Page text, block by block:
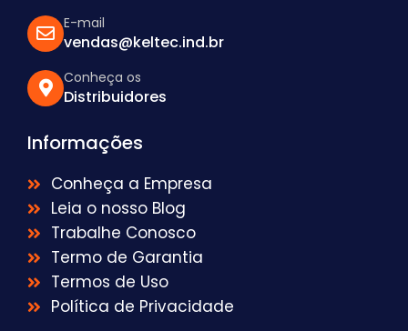
E-mail
vendas@keltec.ind.br
Conheça os
Distribuidores
Informações
Conheça a Empresa
Leia o nosso Blog
Trabalhe Conosco
Termo de Garantia
Termos de Uso
Política de Privacidade